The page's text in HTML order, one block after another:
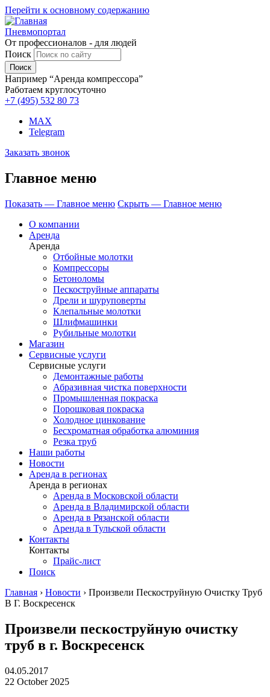
Перейти к основному содержанию
Пневмопортал
От профессионалов - для людей
Поиск
Например “Аренда компрессора”
Работаем круглосуточно
+7 (495) 532 80 73
MAX
Telegram
Заказать звонок
Главное меню
Показать — Главное меню Скрыть — Главное меню
О компании
Аренда
Аренда
Отбойные молотки
Компрессоры
Бетоноломы
Пескоструйные аппараты
Дрели и шуруповерты
Клепальные молотки
Шлифмашинки
Рубильные молотки
Магазин
Сервисные услуги
Сервисные услуги
Демонтажные работы
Абразивная чистка поверхности
Промышленная покраска
Порошковая покраска
Холодное цинкование
Бесхроматная обработка алюминия
Резка труб
Наши работы
Новости
Аренда в регионах
Аренда в регионах
Аренда в Московской области
Аренда в Владимирской области
Аренда в Рязанской области
Аренда в Тульской области
Контакты
Контакты
Прайс-лист
Поиск
Главная › Новости › Произвели Пескоструйную Очистку Труб
В Г. Воскресенск
Произвели пескоструйную очистку
труб в г. Воскресенск
04.05.2017
22 October 2025